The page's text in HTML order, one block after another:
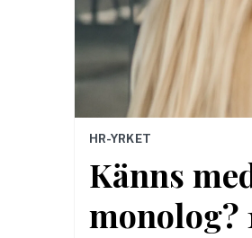
HR-YRKET
Känns
monolog?